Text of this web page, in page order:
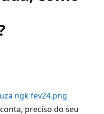
ngk fev24.png
preciso do seu